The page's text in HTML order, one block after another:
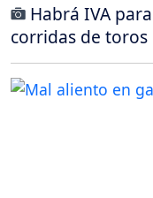
Habrá IVA
corridas de toros